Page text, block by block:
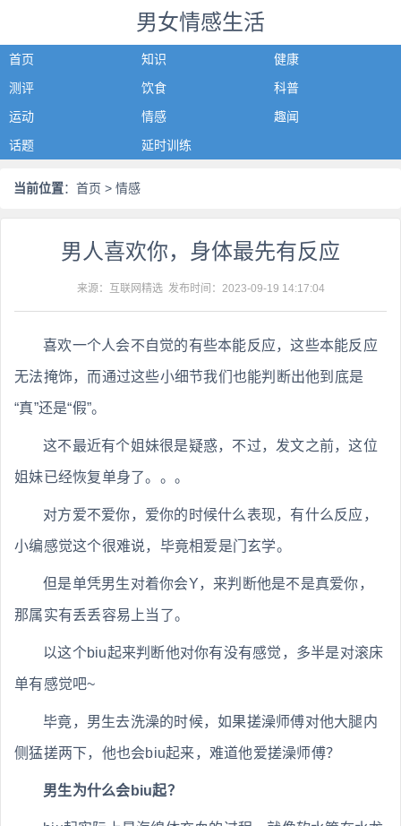
男女情感生活
首页 知识
健康
测评
饮食
科普
运动
情感
趣闻
话题
延时训练
当前位置： 首页 > 情感
男人喜欢你，身体最先有反应
来源：互联网精选 发布时间： 2023-09-19 14:17:04
喜欢一个人会不自觉的有些本能反应，这些本能反应
无法掩饰，而通过这些小细节我们也能判断出他到底是
“真”还是“假”。
这不最近有个姐妹很是疑惑，不过，发文之前，这位
姐妹已经恢复单身了。。。
对方爱不爱你，爱你的时候什么表现，有什么反应，
小编感觉这个很难说，毕竟相爱是门玄学。
但是单凭男生对着你会Y，来判断他是不是真爱你，
那属实有丢丢容易上当了。
以这个biu起来判断他对你有没有感觉，多半是对滚床
单有感觉吧~
毕竟，男生去洗澡的时候，如果搓澡师傅对他大腿内
侧猛搓两下，他也会biu起来，难道他爱搓澡师傅？
男生为什么会biu起？